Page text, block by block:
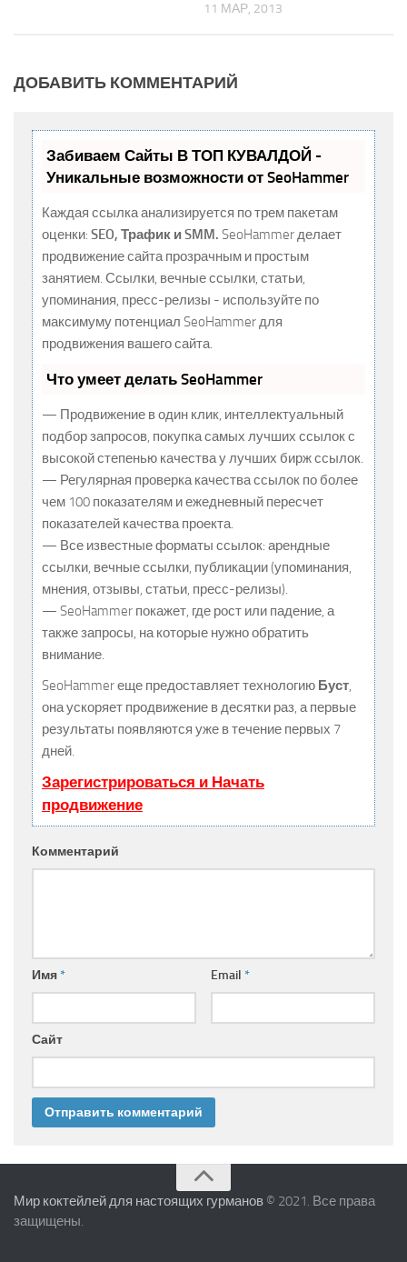
11 МАР, 2013
ДОБАВИТЬ КОММЕНТАРИЙ
Забиваем Сайты В ТОП КУВАЛДОЙ -
Уникальные возможности от SeoHammer
Каждая ссылка анализируется по трем пакетам
оценки: SEO, Трафик и SMM. SeoHammer делает
продвижение сайта прозрачным и простым
занятием. Ссылки, вечные ссылки, статьи,
упоминания, пресс-релизы - используйте по
максимуму потенциал SeoHammer для
продвижения вашего сайта.
Что умеет делать SeoHammer
— Продвижение в один клик, интеллектуальный
подбор запросов, покупка самых лучших ссылок с
высокой степенью качества у лучших бирж ссылок.
— Регулярная проверка качества ссылок по более
чем 100 показателям и ежедневный пересчет
показателей качества проекта.
— Все известные форматы ссылок: арендные
ссылки, вечные ссылки, публикации (упоминания,
мнения, отзывы, статьи, пресс-релизы).
— SeoHammer покажет, где рост или падение, а
также запросы, на которые нужно обратить
внимание.
SeoHammer еще предоставляет технологию Буст
она ускоряет продвижение в десятки раз, а первые
результаты появляются уже в течение первых 7
дней.
Зарегистрироваться и Начать
продвижение
Комментарий
Имя* Email *
Сайт
Мир коктейлей для настоящих гурманов © 2021. Все права
защищены.